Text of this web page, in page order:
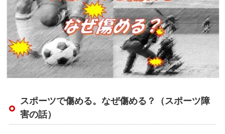
スポーツで傷める。なぜ傷める？（スポーツ障
害の話）